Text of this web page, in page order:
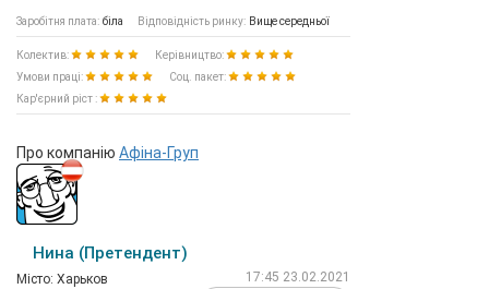
Заробітня плата: біла Відповідність ринку: Вище середньої
Колектив:
Керівництво:
Умови праці:
Соц. пакет:
Кар'єрний ріст :
Про компанію Афiна-Груп
Нина (Претендент)
Мiсто: Харьков 17:45 23.02.2021